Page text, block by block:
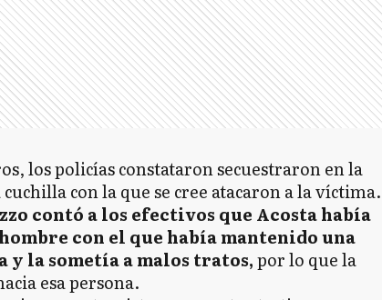
los policías constataron secuestraron en la
con la que se cree atacaron a la víctima.
contó a los efectivos que Acosta había
con el que había mantenido una
y la sometía a malos tratos,por lo que la
esa persona.